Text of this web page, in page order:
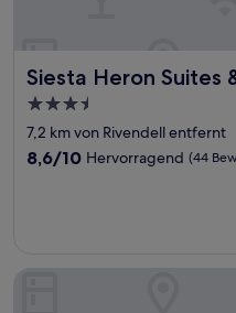
Siesta Heron Suites
Siesta Heron Suites &
3.5-
Sterne-
Unterkunft
7,2 km von Rivendell entfernt
8.6
8,6/10 Hervorragend (44
Ramada by Wyndham